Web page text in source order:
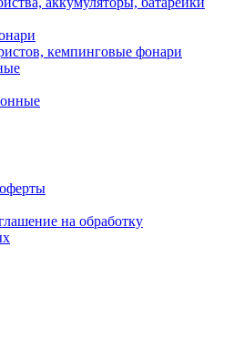
кемпинговые фонари
на обработку